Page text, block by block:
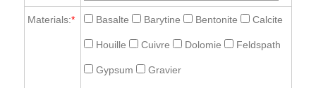
Materials:* Basalte Barytine Bentonite Calcite
Houille Cuivre Dolomie Feldspath
Gypsum Gravier